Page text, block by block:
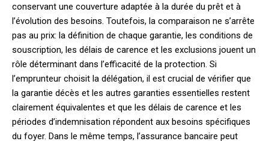
conservant une couverture adaptée à la durée du prêt et à
l’évolution des besoins. Toutefois, la comparaison ne s’arrête
pas au prix: la définition de chaque garantie, les conditions de
souscription, les délais de carence et les exclusions jouent un
rôle déterminant dans l’efficacité de la protection. Si
l’emprunteur choisit la délégation, il est crucial de vérifier que
la garantie décès et les autres garanties essentielles restent
clairement équivalentes et que les délais de carence et les
périodes d’indemnisation répondent aux besoins spécifiques
du foyer. Dans le même temps, l’assurance bancaire peut